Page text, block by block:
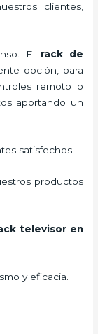
clientes,
El rack de
opción, para
remoto o
aportando un
satisfechos.
productos
televisor en
y eficacia.